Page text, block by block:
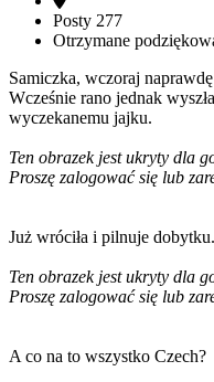
Posty 277
Otrzymane
Samiczka, wczoraj
Wcześnie rano jednak
wyczekanemu jajku.
Ten obrazek jest ukryty dla
Proszę zalogować się lub
Już wróciła i pilnuje dobytku.
Ten obrazek jest ukryty dla
Proszę zalogować się lub
A co na to wszystko Czech?